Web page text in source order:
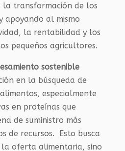
la transformación de los
apoyando al mismo
la rentabilidad y los
pequeños agricultores.
sostenible
en la búsqueda de
especialmente
en proteínas que
de suministro más
de recursos. Esto busca
oferta alimentaria, sino